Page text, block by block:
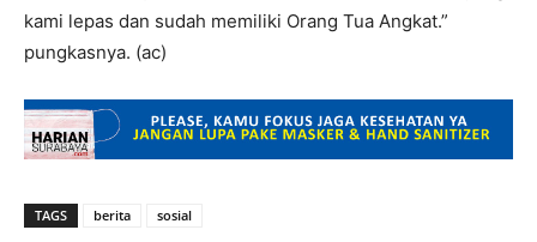
kami lepas dan sudah memiliki Orang Tua Angkat.”
pungkasnya. (ac)
TAGS berita sosial